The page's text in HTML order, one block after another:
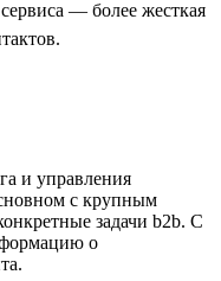
— более жесткая
и управления
с крупным
задачи b2b. С
о